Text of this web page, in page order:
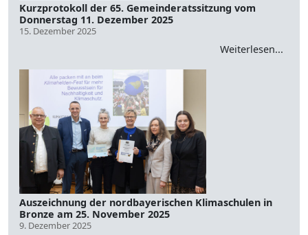
Kurzprotokoll der 65. Gemeinderatssitzung vom
Donnerstag 11. Dezember 2025
15. Dezember 2025
Weiterlesen...
Auszeichnung der nordbayerischen Klimaschulen in
Bronze am 25. November 2025
9. Dezember 2025